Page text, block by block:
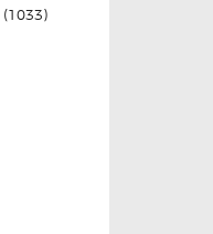
(1033)